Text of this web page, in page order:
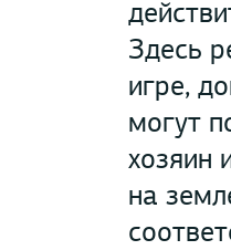
Здесь
игре,
могут
хозяин
на